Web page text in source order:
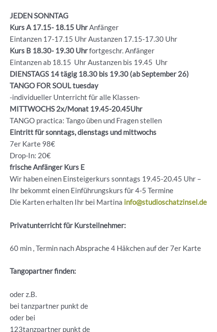
JEDEN SONNTAG
Kurs A 17.15- 18.15 UhrAnfänger
Eintanzen 17-17.15 Uhr Austanzen 17.15-17.30 Uhr
Kurs B 18.30- 19.30 Uhrfortgeschr. Anfänger
Eintanzen ab 18.15 Uhr Austanzen bis 19.45 Uhr
DIENSTAGS 14 tägig 18.30 bis 19.30 (ab September 26)
TANGO FOR SOUL tuesday
-individueller Unterricht für alle Klassen-
MITTWOCHS 2x/Monat 19.45-20.45Uhr
TANGO practica: Tango üben und Fragen stellen
Eintritt für sonntags, dienstags und mittwochs
7er Karte 98€
Drop-In: 20€
frische Anfänger Kurs E
Wir haben einen Einsteigerkurs sonntags 19.45-20.45 Uhr –
Ihr bekommt einen Einführungskurs für 4-5 Termine
Die Karten erhalten Ihr bei Martina info@studioschatzinsel.de
Privatunterricht für Kursteilnehmer:
60 min , Termin nach Absprache 4 Häkchen auf der 7er Karte
Tangopartner finden:
oder z.B.
bei tanzpartner punkt de
oder bei
123tanzpartner punkt de